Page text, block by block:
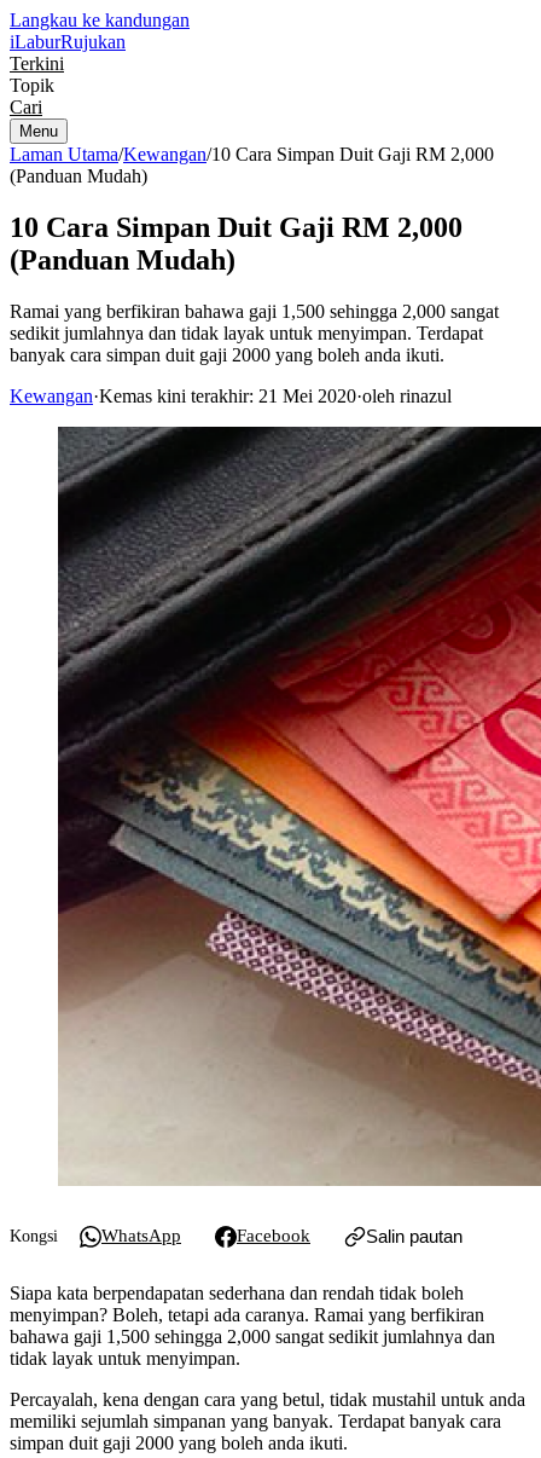
Langkau ke kandungan
iLaburRujukan
Terkini
Topik
Cari
Menu
Laman Utama/Kewangan/10 Cara Simpan Duit Gaji RM 2,000
(Panduan Mudah)
10 Cara Simpan Duit Gaji RM 2,000
(Panduan Mudah)
Ramai yang berfikiran bahawa gaji 1,500 sehingga 2,000 sangat
sedikit jumlahnya dan tidak layak untuk menyimpan. Terdapat
banyak cara simpan duit gaji 2000 yang boleh anda ikuti.
Kewangan·Kemas kini terakhir: 21 Mei 2020·oleh rinazul
Kongsi WhatsApp Facebook Salin pautan
Siapa kata berpendapatan sederhana dan rendah tidak boleh
menyimpan? Boleh, tetapi ada caranya. Ramai yang berfikiran
bahawa gaji 1,500 sehingga 2,000 sangat sedikit jumlahnya dan
tidak layak untuk menyimpan.
Percayalah, kena dengan cara yang betul, tidak mustahil untuk anda
memiliki sejumlah simpanan yang banyak. Terdapat banyak cara
simpan duit gaji 2000 yang boleh anda ikuti.